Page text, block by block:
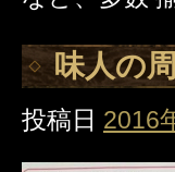
味人の
投稿日 2016